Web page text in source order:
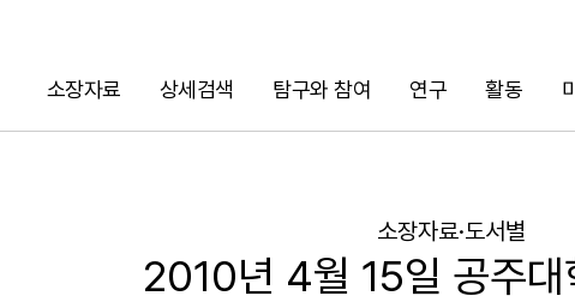
소장자료 상세검색 탐구와 참여 연구 활동
검색
소장자료·도서별
2010년 4월 15일 공주대